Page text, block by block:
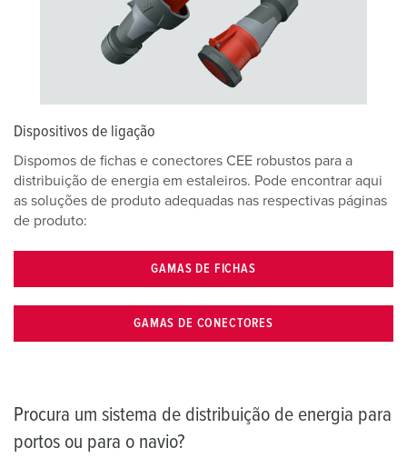
Dispositivos de ligação
Dispomos de fichas e conectores CEE robustos para a
distribuição de energia em estaleiros. Pode encontrar aqui
as soluções de produto adequadas nas respectivas páginas
de produto:
GAMAS DE FICHAS
GAMAS DE CONECTORES
Procura um sistema de distribuição de energia para
portos ou para o navio?